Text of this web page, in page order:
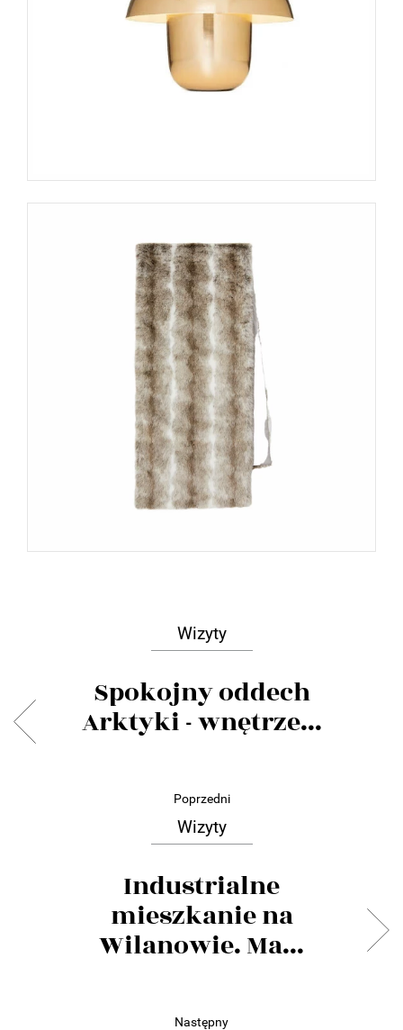
Wizyty
Spokojny oddech
Arktyki - wnętrze...
Poprzedni
Wizyty
Industrialne
mieszkanie na
Wilanowie. Ma...
Następny